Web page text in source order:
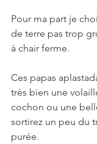
Pour ma part je
de terre pas trop
à chair ferme.
Ces papas
très bien une
cochon ou une
sortirez un peu du
purée.